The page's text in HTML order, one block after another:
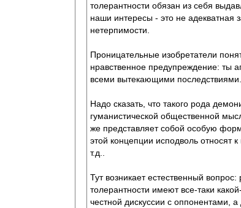
толерантности обязан из себя
наши интересы - это не адекватная
нетерпимости.
Проницательные изобретатели
нравственное предупреждение: ты
всеми вытекающими последствиями.
Надо сказать, что такого рода
гуманистической общественной
же представляет собой особую
этой концепции исподволь относят
т.д..
Тут возникает естественный
толерантности имеют все-таки
честной дискуссии с оппонентами,